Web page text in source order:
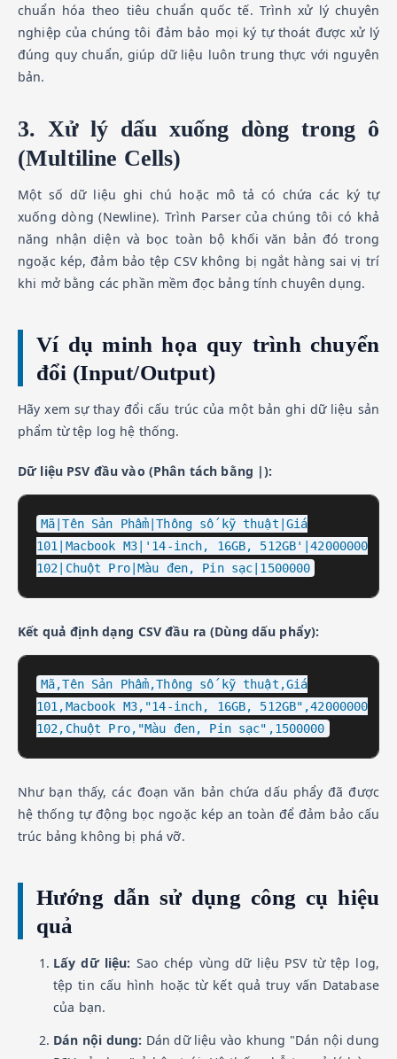
chuẩn hóa theo tiêu chuẩn quốc tế. Trình xử lý chuyên
nghiệp của chúng tôi đảm bảo mọi ký tự thoát được xử lý
đúng quy chuẩn, giúp dữ liệu luôn trung thực với nguyên
bản.
3. Xử lý dấu xuống dòng trong ô
(Multiline Cells)
Một số dữ liệu ghi chú hoặc mô tả có chứa các ký tự
xuống dòng (Newline). Trình Parser của chúng tôi có khả
năng nhận diện và bọc toàn bộ khối văn bản đó trong
ngoặc kép, đảm bảo tệp CSV không bị ngắt hàng sai vị trí
khi mở bằng các phần mềm đọc bảng tính chuyên dụng.
Ví dụ minh họa quy trình chuyển
đổi (Input/Output)
Hãy xem sự thay đổi cấu trúc của một bản ghi dữ liệu sản
phẩm từ tệp log hệ thống.
Dữ liệu PSV đầu vào (Phân tách bằng |):
Mã|Tên Sản Phẩm|Thông số kỹ thuật|Giá
101|Macbook M3|'14-inch, 16GB, 512GB'|42000000
102|Chuột Pro|Màu đen, Pin sạc|1500000
Kết quả định dạng CSV đầu ra (Dùng dấu phẩy):
Mã,Tên Sản Phẩm,Thông số kỹ thuật,Giá
101,Macbook M3,"14-inch, 16GB, 512GB",42000000
102,Chuột Pro,"Màu đen, Pin sạc",1500000
Như bạn thấy, các đoạn văn bản chứa dấu phẩy đã được
hệ thống tự động bọc ngoặc kép an toàn để đảm bảo cấu
trúc bảng không bị phá vỡ.
Hướng dẫn sử dụng công cụ hiệu
quả
Lấy dữ liệu: Sao chép vùng dữ liệu PSV từ tệp log,
tệp tin cấu hình hoặc từ kết quả truy vấn Database
của bạn.
Dán nội dung: Dán dữ liệu vào khung "Dán nội dung